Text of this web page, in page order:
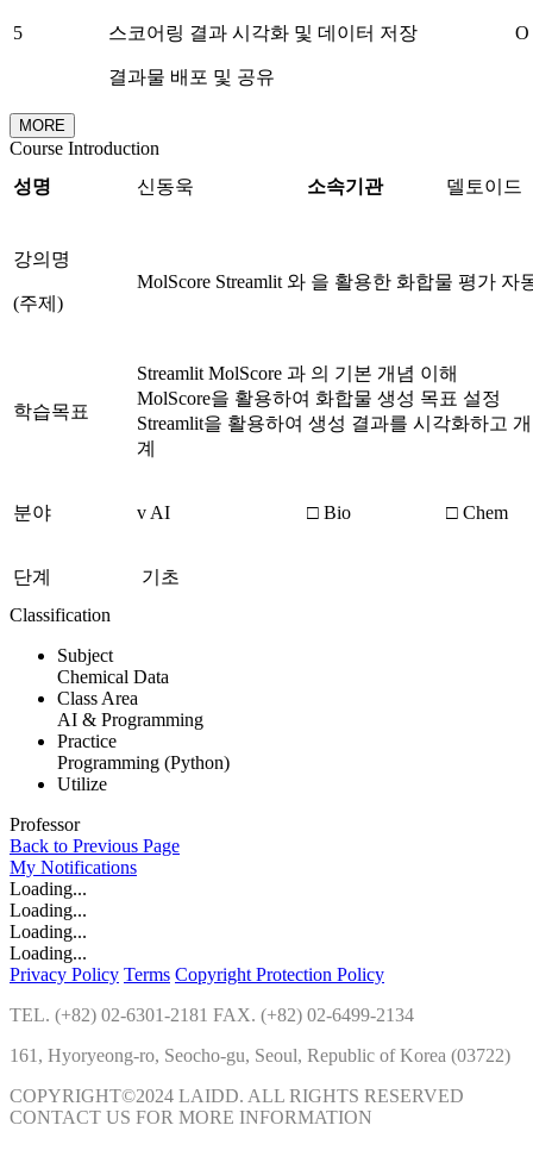
5 스코어링 결과 시각화 및 데이터 저장
결과물 배포 및 공유
O
MORE
Course Introduction
성명
신동욱 소속기관 델토이드
강의명
(주제)
MolScore Streamlit 와 을 활용한 화합물 평가 자
학습목표
Streamlit MolScore 과 의 기본 개념 이해
MolScore을 활용하여 화합물 생성 목표 설정
Streamlit을 활용하여 생성 결과를 시각화하고
계
분야 v AI □ Bio □ Chem
단계
기초
Classification
Subject
Chemical Data
Class Area
AI & Programming
Practice
Programming (Python)
Utilize
Professor
Back to Previous Page
My Notifications
Loading...
Loading...
Loading...
Loading...
Privacy Policy Terms Copyright Protection Policy
TEL. (+82) 02-6301-2181 FAX. (+82) 02-6499-2134
161, Hyoryeong-ro, Seocho-gu, Seoul, Republic of Korea (03722)
COPYRIGHT©2024 LAIDD. ALL RIGHTS RESERVED
CONTACT US FOR MORE INFORMATION